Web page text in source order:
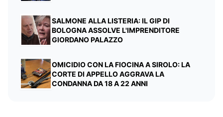
SALMONE ALLA LISTERIA: IL GIP DI
BOLOGNA ASSOLVE L'IMPRENDITORE
GIORDANO PALAZZO
OMICIDIO CON LA FIOCINA A SIROLO: LA
CORTE DI APPELLO AGGRAVA LA
CONDANNA DA 18 A 22 ANNI